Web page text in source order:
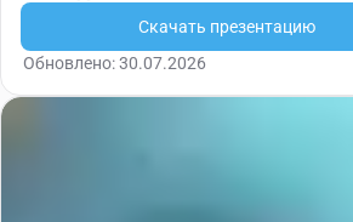
Скачать презентацию
Обновлено: 30.07.2026